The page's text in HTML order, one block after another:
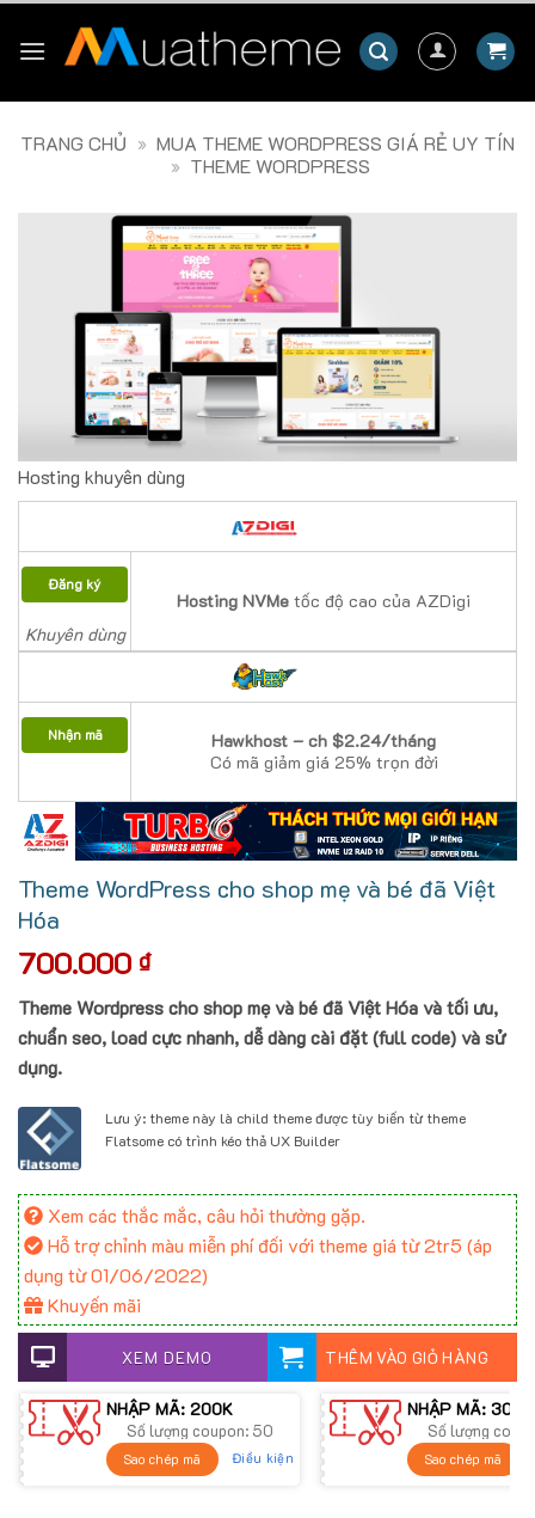
TRANG CHỦ » MUA THEME WORDPRESS GIÁ RẺ UY TÍN
» THEME WORDPRESS
Hosting khuyên dùng
Đăng ký
Khuyên dùng
Hosting NVMe tốc độ cao của AZDigi
Nhận mã
Hawkhost – ch $2.24/tháng
Có mã giảm giá 25% trọn đời
Theme WordPress cho shop mẹ và bé đã Việt
Hóa
700.000 ₫
Theme Wordpress cho shop mẹ và bé đã Việt Hóa và tối ưu,
chuẩn seo, load cực nhanh, dễ dàng cài đặt (full code) và sử
dụng.
Lưu ý: theme này là child theme được tùy biến từ theme
Flatsome có trình kéo thả UX Builder
Xem các thắc mắc, câu hỏi thường gặp.
Hỗ trợ chỉnh màu miễn phí đối với theme giá từ 2tr5 (áp
dụng từ 01/06/2022)
Khuyến mãi
XEM DEMO THÊM VÀO GIỎ HÀNG
NHẬP MÃ: 200K
Số lượng coupon: 50
Sao chép mã Điều kiện
NHẬP MÃ: 300K
Số lượng
Sao chép mã